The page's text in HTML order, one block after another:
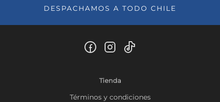
DESPACHAMOS A TODO CHILE
Tienda
Términos y condiciones